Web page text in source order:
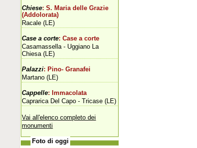
Chiese: S. Maria delle Grazie
(Addolorata)
Racale (LE)
Case a corte: Case a corte
Casamassella - Uggiano La
Chiesa (LE)
Palazzi: Pino- Granafei
Martano (LE)
Cappelle: Immacolata
Caprarica Del Capo - Tricase (LE)
Vai all'elenco completo dei
monumenti
Foto di oggi